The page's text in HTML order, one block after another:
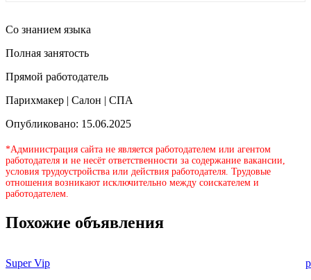
Со знанием языка
Полная занятость
Прямой работодатель
Парихмакер | Салон | СПА
Опубликовано: 15.06.2025
*Администрация сайта не является работодателем или агентом
работодателя и не несёт ответственности за содержание вакансии,
условия трудоустройства или действия работодателя. Трудовые
отношения возникают исключительно между соискателем и
работодателем.
Похожие объявления
Super Vip